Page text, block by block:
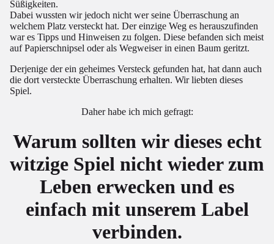
Süßigkeiten.
Dabei wussten wir jedoch nicht wer seine Überraschung an
welchem Platz versteckt hat. Der einzige Weg es herauszufinden
war es Tipps und Hinweisen zu folgen. Diese befanden sich meist
auf Papierschnipsel oder als Wegweiser in einen Baum geritzt.
Derjenige der ein geheimes Versteck gefunden hat, hat dann auch
die dort versteckte Überraschung erhalten. Wir liebten dieses
Spiel.
Daher habe ich mich gefragt:
Warum sollten wir dieses echt
witzige Spiel nicht wieder zum
Leben erwecken und es
einfach mit unserem Label
verbinden.